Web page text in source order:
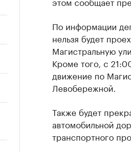
По информации
нельзя будет
Магистральную
Кроме того, с
движение по
Левобережной.
Также будет
автомобильной
транспортного